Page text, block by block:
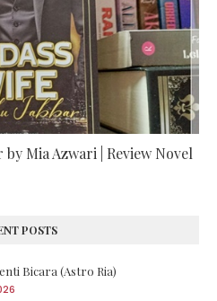
by Mia Azwari | Review Novel
POSTS
Bicara (Astro Ria)